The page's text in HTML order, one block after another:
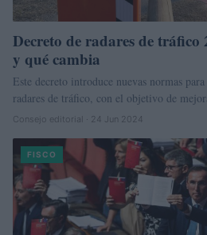
Decreto de radares de tráfico
y qué cambia
Este decreto introduce nuevas normas
radares de tráfico, con el objetivo de
Consejo editorial · 24 Jun 2024
FISCO